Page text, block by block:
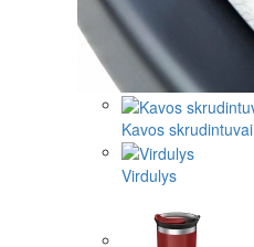
Kavos skrudintuvai
Virdulys